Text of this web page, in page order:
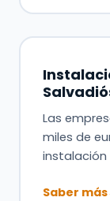
Las
miles de
instalación
Saber más